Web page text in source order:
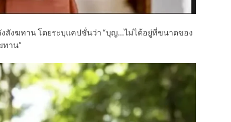
งสังฆทาน โดยระบุแคปชั่นว่า “บุญ…ไม่ได้อยู่ที่ขนาดของ
ทาน”